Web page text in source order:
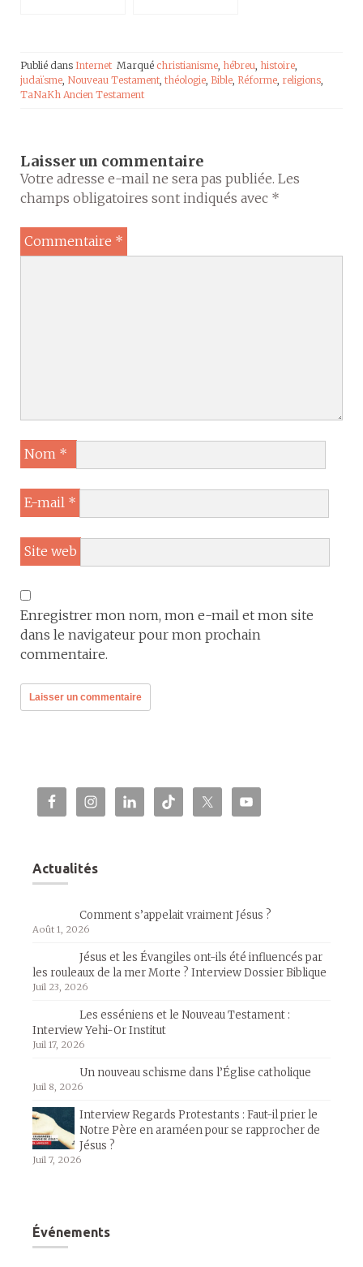
Publié dans Internet Marqué christianisme, hébreu, histoire,
judaïsme, Nouveau Testament, théologie, Bible, Réforme, religions,
TaNaKh Ancien Testament
Laisser un commentaire
Votre adresse e-mail ne sera pas publiée. Les
champs obligatoires sont indiqués avec *
Commentaire *
Nom *
E-mail *
Site web
Enregistrer mon nom, mon e-mail et mon site
dans le navigateur pour mon prochain
commentaire.
Actualités
Comment s’appelait vraiment Jésus ?
Août 1, 2026
Jésus et les Évangiles ont-ils été influencés par
les rouleaux de la mer Morte ? Interview Dossier Biblique
Juil 23, 2026
Les esséniens et le Nouveau Testament :
Interview Yehi-Or Institut
Juil 17, 2026
Un nouveau schisme dans l’Église catholique
Juil 8, 2026
Interview Regards Protestants : Faut-il prier le
Notre Père en araméen pour se rapprocher de
Jésus ?
Juil 7, 2026
Événements